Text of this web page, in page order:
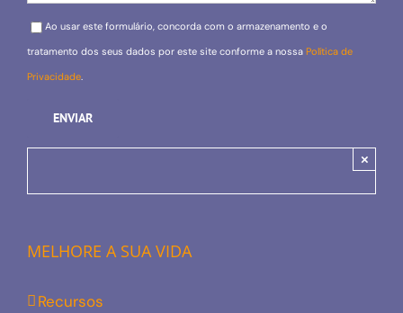
Please leave this field empty.
Ao usar este formulário, concorda com o armazenamento e o
tratamento dos seus dados por este site conforme a nossa Política de
Privacidade.
×
MELHORE A SUA VIDA
Recursos